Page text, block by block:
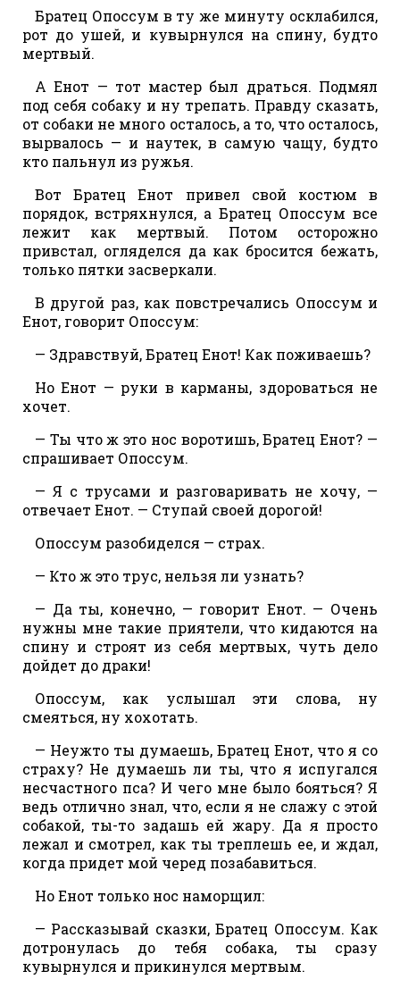
Братец Опоссум в ту же минуту осклабился,
рот до ушей, и кувырнулся на спину, будто
мертвый.
А Енот — тот мастер был драться. Подмял
под себя собаку и ну трепать. Правду сказать,
от собаки не много осталось, а то, что осталось,
вырвалось — и наутек, в самую чащу, будто
кто пальнул из ружья.
Вот Братец Енот привел свой костюм в
порядок, встряхнулся, а Братец Опоссум все
лежит как мертвый. Потом осторожно
привстал, огляделся да как бросится бежать,
только пятки засверкали.
В другой раз, как повстречались Опоссум и
Енот, говорит Опоссум:
— Здравствуй, Братец Енот! Как поживаешь?
Но Енот — руки в карманы, здороваться не
хочет.
— Ты что ж это нос воротишь, Братец Енот? —
спрашивает Опоссум.
— Я с трусами и разговаривать не хочу, —
отвечает Енот. — Ступай своей дорогой!
Опоссум разобиделся — страх.
— Кто ж это трус, нельзя ли узнать?
— Да ты, конечно, — говорит Енот. — Очень
нужны мне такие приятели, что кидаются на
спину и строят из себя мертвых, чуть дело
дойдет до драки!
Опоссум, как услышал эти слова, ну
смеяться, ну хохотать.
— Неужто ты думаешь, Братец Енот, что я со
страху? Не думаешь ли ты, что я испугался
несчастного пса? И чего мне было бояться? Я
ведь отлично знал, что, если я не слажу с этой
собакой, ты-то задашь ей жару. Да я просто
лежал и смотрел, как ты треплешь ее, и ждал,
когда придет мой черед позабавиться.
Но Енот только нос наморщил:
— Рассказывай сказки, Братец Опоссум. Как
дотронулась до тебя собака, ты сразу
кувырнулся и прикинулся мертвым.